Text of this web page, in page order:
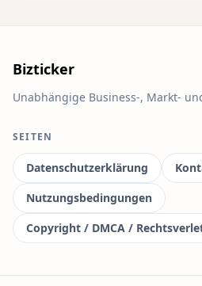
Bizticker
Unabhängige Business-, Markt-
SEITEN
Datenschutzerklärung
Nutzungsbedingungen
Copyright / DMCA /